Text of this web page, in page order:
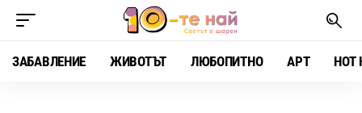
ЗАБАВЛЕНИЕ ЖИВОТЪТ ЛЮБОПИТНО АРТ HOT